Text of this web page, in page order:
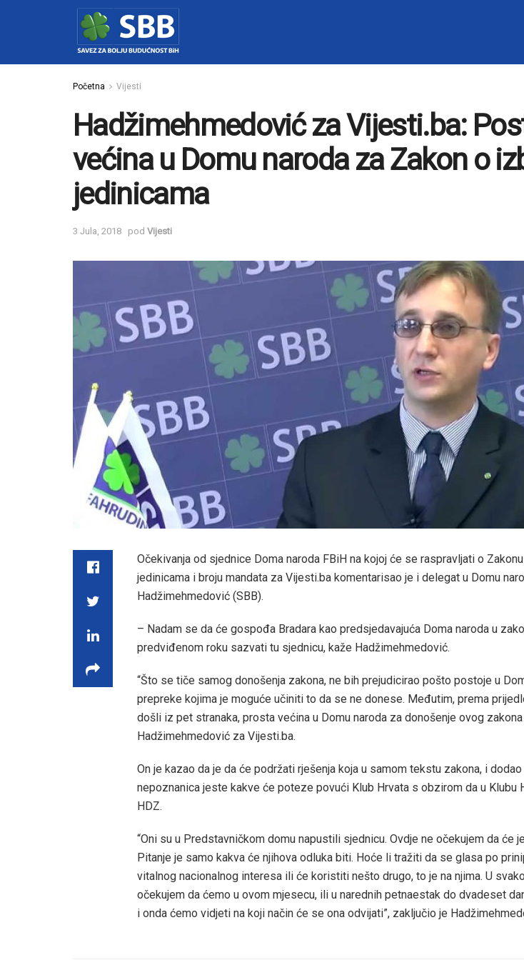
Početna Vijesti
Hadžimehmedović za Vijesti.ba:
većina u Domu naroda za Zakon o
jedinicama
3 Jula, 2018 pod Vijesti
Očekivanja od sjednice Doma naroda FBiH na kojoj će se raspravljati o
jedinicama i broju mandata za Vijesti.ba komentarisao je i delegat u Domu
Hadžimehmedović (SBB).
– Nadam se da će gospođa Bradara kao predsjedavajuća Doma naroda u
predviđenom roku sazvati tu sjednicu, kaže Hadžimehmedović.
“Što se tiče samog donošenja zakona, ne bih prejudicirao pošto postoje u
prepreke kojima je moguće učiniti to da se ne donese. Međutim, prema
došli iz pet stranaka, prosta većina u Domu naroda za donošenje ovog
Hadžimehmedović za Vijesti.ba.
On je kazao da je da će podržati rješenja koja u samom tekstu zakona, i
nepoznanica jeste kakve će poteze povući Klub Hrvata s obzirom da u Klubu
HDZ.
“Oni su u Predstavničkom domu napustili sjednicu. Ovdje ne očekujem da će
Pitanje je samo kakva će njihova odluka biti. Hoće li tražiti da se glasa po
vitalnog nacionalnog interesa ili će koristiti nešto drugo, to je na njima. U
očekujem da ćemo u ovom mjesecu, ili u narednih petnaestak do dvadeset
i onda ćemo vidjeti na koji način će se ona odvijati”, zaključio je